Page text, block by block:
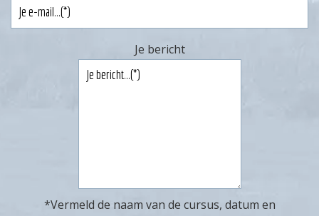
Je bericht
*Vermeld de naam van de cursus, datum en